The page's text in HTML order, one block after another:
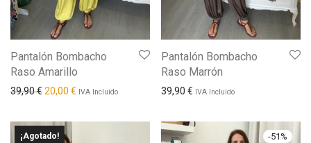
Pantalón Bombacho
Raso Amarillo
39,90€El precio original era: 39,90 €.
20,00 € El precio actual es: 20,00 €.
IVA Incluido
Pantalón Bombacho
Raso Marrón
39,90 € IVA Incluido
¡Agotado! -51 %